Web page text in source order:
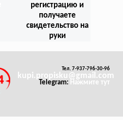
регистрацию и
получаете
свидетельство на
руки
Тел. 7-937-796-30-96
kupi.propisku@gmail.com
Telegram: Нажмите тут